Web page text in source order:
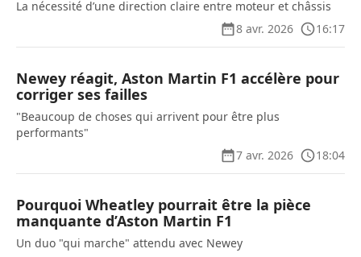
La nécessité d’une direction claire entre moteur et châssis
8 avr. 2026
16:17
Newey réagit, Aston Martin F1 accélère pour
corriger ses failles
"Beaucoup de choses qui arrivent pour être plus
performants"
7 avr. 2026
18:04
Pourquoi Wheatley pourrait être la pièce
manquante d’Aston Martin F1
Un duo "qui marche" attendu avec Newey